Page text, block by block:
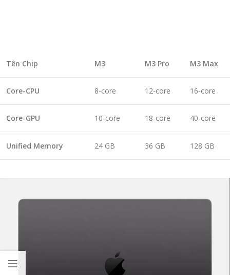
Tên Chip M3 M3 Pro M3 Max
Core-CPU 8-core 12-core 16-core
Core-GPU 10-core 18-core 40-core
Unified Memory 24 GB 36 GB 128 GB